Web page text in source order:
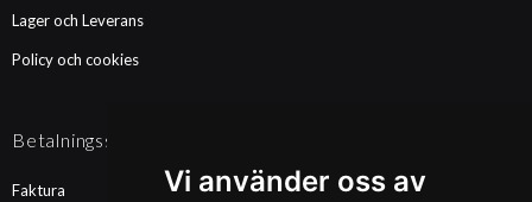
Vi använder oss av
Lager och Leverans
Policy och cookies
Betalningssätt
Faktura